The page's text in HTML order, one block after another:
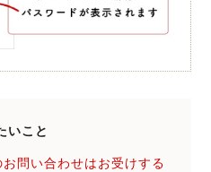
いこと
問い合わせはお受けする